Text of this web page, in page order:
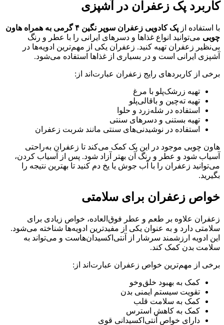
کاربرد پک زعفران در آشپزی
با استفاده از
پک کادویی زعفران سوپر نگین ۴ گرمی به همراه هاون
چوبی می‌توانید انواع غذاها و دسرهای ایرانی را با عطر و رنگ
بی‌نظیر زعفران تهیه کنید. زعفران یکی از مهم‌ترین ادویه‌ها در
آشپزی ایرانی است و در بسیاری از غذاها استفاده می‌شود.
برخی از کاربردهای رایج زعفران عبارت‌اند از:
تهیه زرشک‌پلو با مرغ
تهیه ته‌چین و باقالی‌پلو
استفاده در شله‌زرد و حلوا
تهیه بستنی و دسرهای سنتی
استفاده در نوشیدنی‌های سنتی مانند شربت زعفران
هاون چوبی موجود در این پک کمک می‌کند تا زعفران به‌راحتی
آسیاب شود و عطر و رنگ آن بهتر آزاد شود. پس از آسیاب کردن،
می‌توانید زعفران را با آب جوش یا یخ دم کنید تا بهترین نتیجه را
بگیرید.
خواص زعفران برای سلامتی
زعفران علاوه بر طعم و عطر فوق‌العاده، خواص زیادی برای
سلامتی دارد و به عنوان یکی از مفیدترین ادویه‌ها شناخته می‌شود.
این ادویه ارزشمند سرشار از آنتی‌اکسیدان‌هاست و می‌تواند به
سلامت بدن کمک کند.
برخی از مهم‌ترین خواص زعفران عبارت‌اند از:
کمک به بهبود خلق‌وخو
تقویت سیستم ایمنی بدن
کمک به سلامت قلب
کمک به کاهش استرس
دارای خواص آنتی‌اکسیدانی قوی